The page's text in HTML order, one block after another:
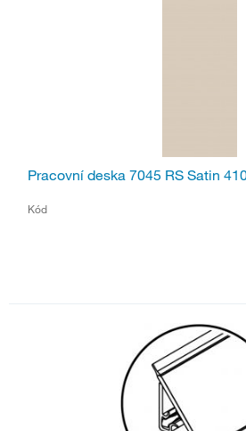
Pracovní deska 7045 RS Satin
Kód